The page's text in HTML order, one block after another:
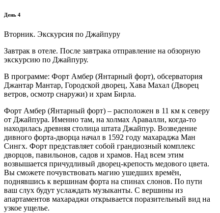
День 4
Вторник. Экскурсия по Джайпуру
Завтрак в отеле. После завтрака отправление на обзорную
экскурсию по Джайпуру.
В программе: Форт Амбер (Янтарный форт), обсерватория
Джантар Мантар, Городской дворец, Хава Махал (Дворец
ветров, осмотр снаружи) и храм Бирла.
Форт Амбер (Янтарный форт) – расположен в 11 км к северу
от Джайпура. Именно там, на холмах Аравалли, когда-то
находилась древняя столица штата Джайпур. Возведение
дивного форта-дворца начал в 1592 году махараджа Ман
Сингх. Форт представляет собой грандиозный комплекс
дворцов, павильонов, садов и храмов. Над всем этим
возвышается причудливый дворец-крепость медового цвета.
Вы сможете почувствовать магию ушедших времён,
поднявшись к вершинам форта на спинах слонов. По пути
ваш слух будут услаждать музыканты. С вершины из
апартаментов махараджи открывается поразительный вид на
узкое ущелье.